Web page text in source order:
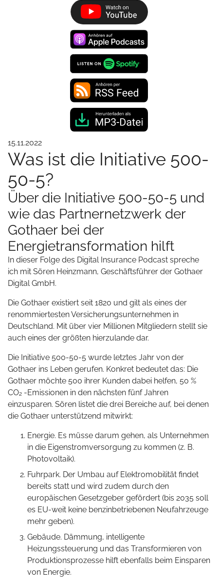
15.11.2022
Was ist die Initiative 500-
50-5?
Über die Initiative 500-50-5 und
wie das Partnernetzwerk der
Gothaer bei der
Energietransformation hilft
In dieser Folge des Digital Insurance Podcast spreche
ich mit Sören Heinzmann, Geschäftsführer der Gothaer
Digital GmbH.
Die Gothaer existiert seit 1820 und gilt als eines der
renommiertesten Versicherungsunternehmen in
Deutschland. Mit über vier Millionen Mitgliedern stellt sie
auch eines der größten hierzulande dar.
Die Initiative 500-50-5 wurde letztes Jahr von der
Gothaer ins Leben gerufen. Konkret bedeutet das: Die
Gothaer möchte 500 ihrer Kunden dabei helfen, 50 %
CO₂ -Emissionen in den nächsten fünf Jahren
einzusparen. Sören listet die drei Bereiche auf, bei denen
die Gothaer unterstützend mitwirkt:
Energie. Es müsse darum gehen, als Unternehmen
in die Eigenstromversorgung zu kommen (z. B.
Photovoltaik).
Fuhrpark. Der Umbau auf Elektromobilität findet
bereits statt und wird zudem durch den
europäischen Gesetzgeber gefördert (bis 2035 soll
es EU-weit keine benzinbetriebenen Neufahrzeuge
mehr geben).
Gebäude. Dämmung, intelligente
Heizungssteuerung und das Transformieren von
Produktionsprozesse hilft ebenfalls beim Einsparen
von Energie.